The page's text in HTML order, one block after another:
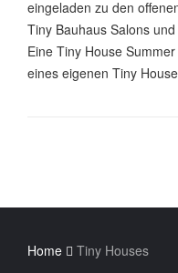
eingeladen zu den
Tiny Bauhaus Salons
Eine Tiny House
eines eigenen Tiny
Home Tiny Houses